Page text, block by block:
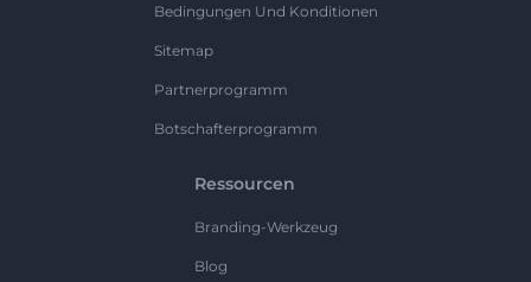
Bedingungen Und Konditionen
Sitemap
Partnerprogramm
Botschafterprogramm
Ressourcen
Branding-Werkzeug
Blog